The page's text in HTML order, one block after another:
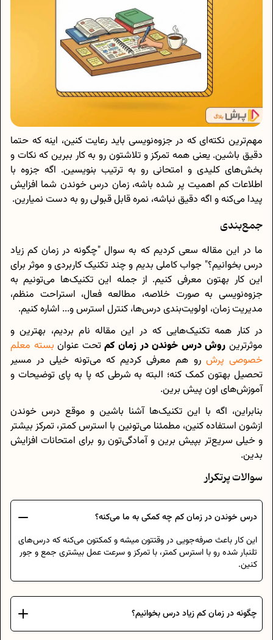
مهم‌ترین نکته‌ای که در جزوه‌نویسی باید رعایت کنین، اینه که حتما
دقیق باشین. یعنی همه تمرکز و تلاشتون رو به کار ببرین که نکات و
بخش‌های کلیدی و امتحانی رو به ترتیب بنویسین. اگه جزوه با
اطلاعات کم اهمیت پر شده باشه، زمان درس خوندن شما افزایش
پیدا می‌کنه و اگه دقیق نباشه، نمره قابل قبولی رو به دست نمیارین.
جمع‌بندی
ما در این مقاله سعی کردیم که به سوال "چگونه در زمان کم زیاد
درس بخوانیم؟" جواب کاملی بدیم و چند تکنیک کاربردی و موثر برای
این کار بهتون معرفی کنیم. از جمله این تکنیک‌ها می‌تونیم به
جزوه‌نویسی به صورت خلاصه، مطالعه فعال، استراحت منظم،
مدیریت زمان، اولویت‌بندی درس‌ها، کنترل استرس و... اشاره کنیم.
در کنار همه تکنیک‌هایی که در این مقاله نام بردیم، بهترین و
موثرترین روش درس خوندن در زمان کمتحت عنوان بسته معلم
خصوصی پرش رو هم معرفی کردیم که می‌تونه خیلی در مسیر
تحصیل بهتون کمک کنه؛ البته به شرطی که پا به پای توضیحات و
آموزش‌‌های اون پیش برین.
بنابراین، اگه با این تکنیک‌ها آشنا باشین و موقع درس خوندن
ازشون استفاده کنین، مطمئنا می‌تونین با استرس کمتر، تمرکز بیشتر
و خیلی سریع‌تر بپیش برین و آمادگی‌تون رو برای امتحانات افزایش
بدین.
سوالات پرتکرار
درس خوندن در زمان کم چه کمکی به ما می‌کنه؟
این کار باعث صرفه‌جویی در وقتتون میشه و کمکتون می‌کنه که درس‌های
تلنبار شده رو با استرس کمتر، با تمرکز و سرعت عمل بیشتری جمع و جور
کنین.
چگونه در زمان کم زیاد درس بخوانیم؟